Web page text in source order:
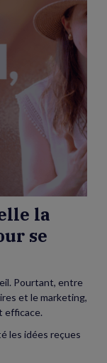
la
se
Pourtant, entre
et le marketing,
efficace.
les idées reçues